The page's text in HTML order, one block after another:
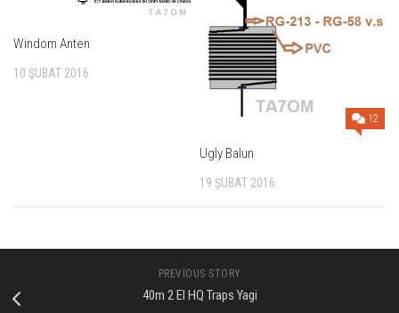
Windom Anten
10 ŞUBAT 2016
12
Ugly Balun
19 ŞUBAT 2016
PREVIOUS STORY
40m 2 El HQ Traps Yagi